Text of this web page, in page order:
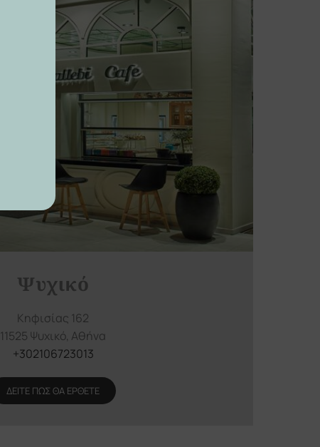
Ψυχικό
Κηφισίας 162
11525 Ψυχικό, Αθήνα
+302106723013
ΔΕΙΤΕ ΠΩΣ ΘΑ ΕΡΘΕΤΕ